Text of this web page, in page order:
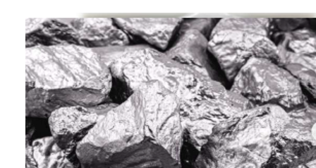
用途：
其他
特点：
经营通过公共招标制度采购的稀有
金属。以高透明度和可靠度的交易
为优势，通过稳定供应和可靠的品
质满足多样化的产业需求。